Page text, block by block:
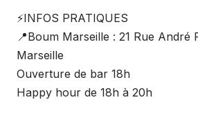
⚡️INFOS PRATIQUES
📍Boum Marseille : 21 Rue André
Marseille
Ouverture de bar 18h
Happy hour de 18h à 20h